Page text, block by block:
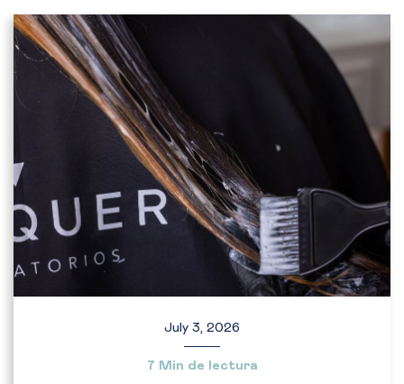
July 3, 2026
7 Min de lectura